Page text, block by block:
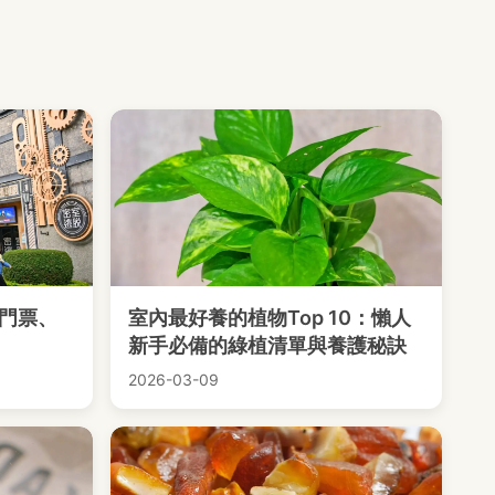
票、
室內最好養的植物Top 10：懶人
新手必備的綠植清單與養護秘訣
2026-03-09